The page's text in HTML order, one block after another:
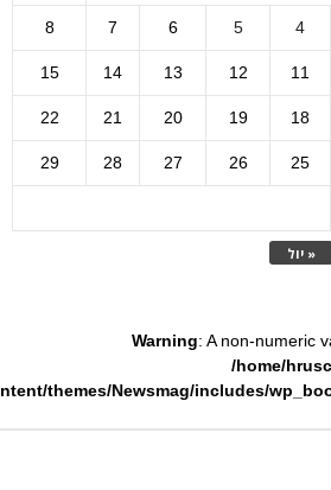
« יול
4
5
6
7
8
11
12
13
14
15
18
19
20
21
22
25
26
27
28
29
Warning: A non-numeric
/home/
themes/Newsmag/includes/